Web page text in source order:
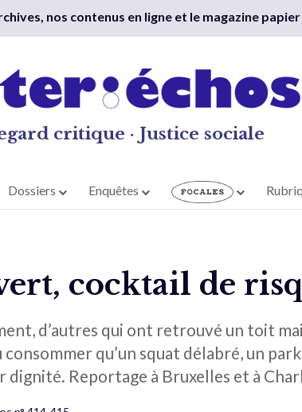
nos contenus en ligne et le magazine papier
critique · Justice sociale
Dossiers Enquêtes
cocktail de
d’autres qui ont retrouvé un toit
qu’un squat délabré, un
dignité. Reportage à Bruxelles et à